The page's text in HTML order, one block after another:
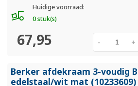
Huidige voorraad:
0 stuk(s)
67,95 +
-
Berker afdekraam 3-voudig
edelstaal/wit mat (10233609)